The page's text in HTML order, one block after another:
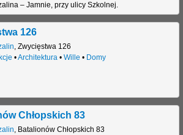
– Jamnie, przy ulicy Szkolnej.
126
, Zwycięstwa 126
•Architektura• Wille • Domy
Chłopskich 83
, Batalionów Chłopskich 83